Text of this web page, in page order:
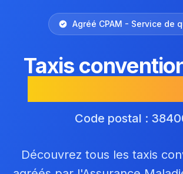
Agréé CPAM - Service de
Taxis
Code postal :
Découvrez tous les taxis